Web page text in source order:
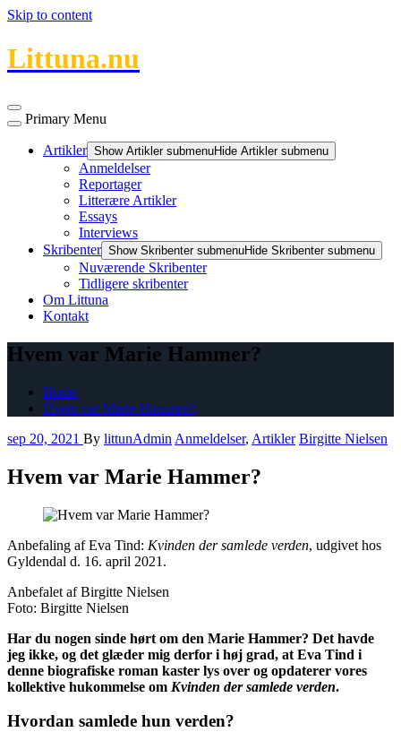
Skip to content
Littuna.nu
Primary Menu
Artikler Show Artikler submenuHide Artikler submenu
Anmeldelser
Reportager
Litterære Artikler
Essays
Interviews
Skribenter Show Skribenter submenuHide Skribenter submenu
Nuværende Skribenter
Tidligere skribenter
Om Littuna
Kontakt
Hvem var Marie Hammer?
Home
Hvem var Marie Hammer?
sep 20, 2021 By littunAdmin Anmeldelser, Artikler Birgitte Nielsen
Hvem var Marie Hammer?
Anbefaling af Eva Tind: Kvinden der samlede verden, udgivet hos
Gyldendal d. 16. april 2021.
Anbefalet af Birgitte Nielsen
Foto: Birgitte Nielsen
Har du nogen sinde hørt om den Marie Hammer? Det havde
jeg ikke, og det glæder mig derfor i høj grad, at Eva Tind i
denne biografiske roman kaster lys over og opdaterer vores
kollektive hukommelse om Kvinden der samlede verden.
Hvordan samlede hun verden?